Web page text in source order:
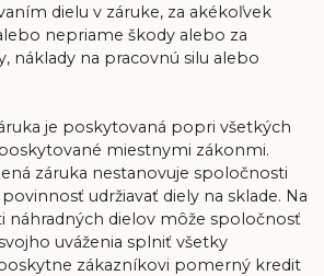
dielu v záruke, za akékoľvek
nepriame škody alebo za
náklady na pracovnú silu alebo
je poskytovaná popri všetkých
miestnymi zákonmi.
záruka nestanovuje spoločnosti
udržiavať diely na sklade. Na
náhradných dielov môže spoločnosť
uváženia splniť všetky
zákazníkovi pomerný kredit